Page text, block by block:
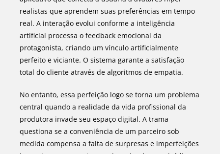
realistas que aprendem suas preferências em tempo
real. A interação evolui conforme a inteligência
artificial processa o feedback emocional da
protagonista, criando um vínculo artificialmente
perfeito e viciante. O sistema garante a satisfação
total do cliente através de algoritmos de empatia.
No entanto, essa perfeição logo se torna um problema
central quando a realidade da vida profissional da
produtora invade seu espaço digital. A trama
questiona se a conveniência de um parceiro sob
medida compensa a falta de surpresas e imperfeições